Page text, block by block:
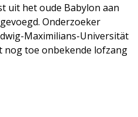
uit het oude Babylon aan
Onderzoeker
Maximilians-Universität
nog toe onbekende lofzang